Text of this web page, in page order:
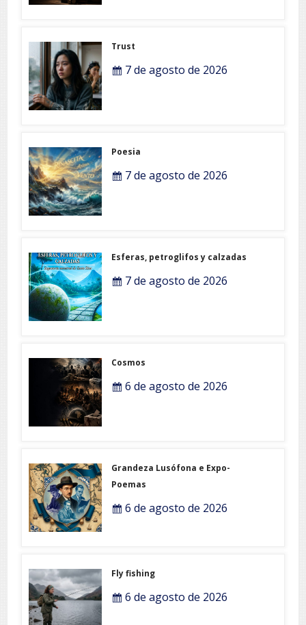
Trust
7 de agosto de 2026
Poesia
7 de agosto de 2026
Esferas, petroglifos y calzadas
7 de agosto de 2026
Cosmos
6 de agosto de 2026
Grandeza Lusófona e Expo-
Poemas
6 de agosto de 2026
Fly fishing
6 de agosto de 2026